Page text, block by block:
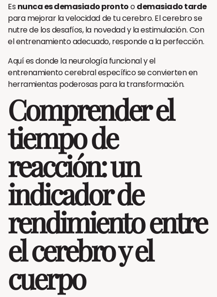
Es nunca es demasiado prontoodemasiado tarde
para mejorar la velocidad de tu cerebro. El cerebro se
nutre de los desafíos, la novedad y la estimulación. Con
el entrenamiento adecuado, responde a la perfección.
Aquí es donde la neurología funcional y el
entrenamiento cerebral específico se convierten en
herramientas poderosas para la transformación.
Comprender el
tiempo de
reacción: un
indicador de
rendimiento entre
el cerebro y el
cuerpo